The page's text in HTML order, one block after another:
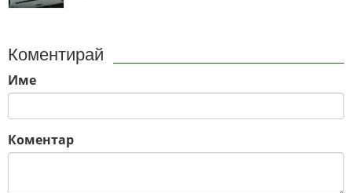
Коментирай
Име
Коментар